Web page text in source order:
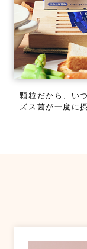
顆粒だから、い
ズス菌が一度に